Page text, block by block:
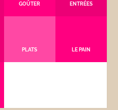
GOÛTER ENTRÉES
PLATS LE PAIN